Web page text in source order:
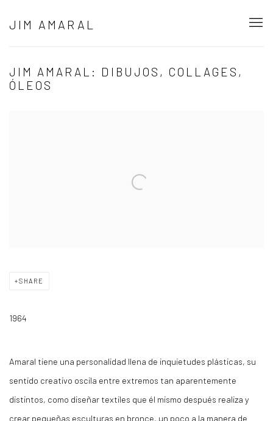
JIM AMARAL
JIM AMARAL: DIBUJOS, COLLAGES,
ÓLEOS
SHARE
1964
Amaral tiene una personalidad llena de inquietudes plásticas, su
sentido creativo oscila entre extremos tan aparentemente
distintos, como diseñar textiles que él mismo después realiza y
crear pequeñas esculturas en bronce, un poco a la manera de